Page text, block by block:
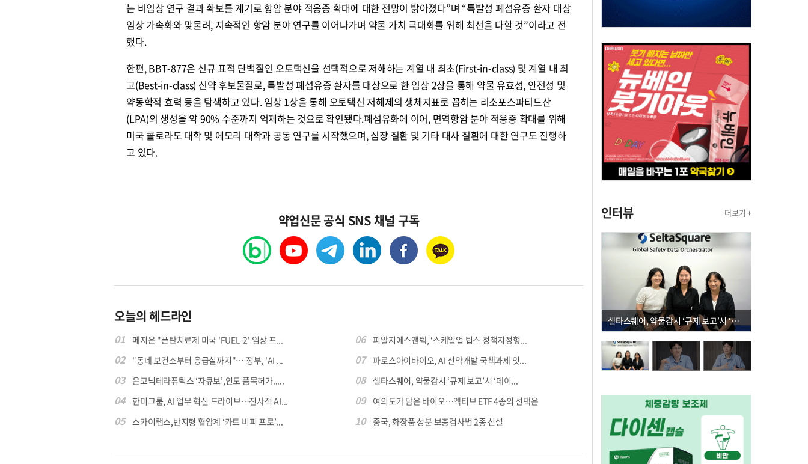
는 비임상 연구 결과 확보를 계기로 항암 분야 적응증 확대에 대한 전망이 밝아졌다”며 “특발성 폐섬유증 환자 대상
임상 가속화와 맞물려, 지속적인 항암 분야 연구를 이어나가며 약물 가치 극대화를 위해 최선을 다할 것”이라고 전
했다.
한편, BBT-877은 신규 표적 단백질인 오토택신을 선택적으로 저해하는 계열 내 최초(First-in-class) 및 계열 내 최
고(Best-in-class) 신약 후보물질로, 특발성 폐섬유증 환자를 대상으로 한 임상 2상을 통해 약물 유효성, 안전성 및
약동학적 효력 등을 탐색하고 있다. 임상 1상을 통해 오토택신 저해제의 생체지표로 꼽히는 리소포스파티드산
(LPA)의 생성을 약 90% 수준까지 억제하는 것으로 확인됐다.폐섬유화에 이어, 면역항암 분야 적응증 확대를 위해
미국 콜로라도 대학 및 에모리 대학과 공동 연구를 시작했으며, 심장 질환 및 기타 대사 질환에 대한 연구도 진행하
고 있다.
약업신문 공식 SNS 채널 구독
오늘의 헤드라인
01 메지온 "폰탄치료제 미국 'FUEL-2' 임상 프...
02 "동네 보건소부터 응급실까지"… 정부, 'AI ...
03 온코닉테라퓨틱스 ‘자큐보’,인도 품목허가.....
04 한미그룹, AI 업무 혁신 드라이브…전사적 AI...
05 스카이랩스,반지형 혈압계 ‘카트 비피 프로’...
06 피알지에스앤텍, ‘스케일업 팁스 정책지정형...
07 파로스아이바이오, AI 신약개발 국책과제 잇...
08 셀타스퀘어, 약물감시 ‘규제 보고’서 ‘데이...
09 여의도가 담은 바이오…액티브 ETF 4종의 선택은
10 중국, 화장품 성분 보충검사법 2종 신설
인터뷰 더보기 +
셀타스퀘어, 약물감시 ‘규제 보고’서 ‘데이터 의사결정’으로 "PVX 전환 요구 커진다"